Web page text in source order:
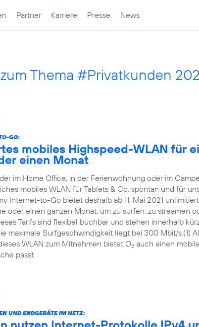
Partner Karriere Presse News
Thema #Privatkunden
GO:
mobiles Highspeed-WLAN für
einen Monat
im Home Office, in der Ferienwohnung oder im
mobiles WLAN für Tablets & Co. spontan und für
Internet-to-Go bietet deshalb ab 11. Mai 2021
oder einen ganzen Monat, um zu surfen, zu streamen
Tarifs sind flexibel buchbar und stehen innerhalb
maximale Surfgeschwindigkeit liegt bei 300 Mbit/s.(1)
WLAN zum Mitnehmen bietet O2 auch einen
passt.
UND ENDGERÄTE IM NETZ: